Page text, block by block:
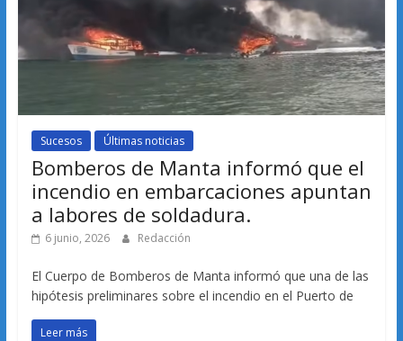
Sucesos Últimas noticias
Bomberos de Manta informó que el
incendio en embarcaciones apuntan
a labores de soldadura.
6 junio, 2026 Redacción
El Cuerpo de Bomberos de Manta informó que una de las
hipótesis preliminares sobre el incendio en el Puerto de
Leer más